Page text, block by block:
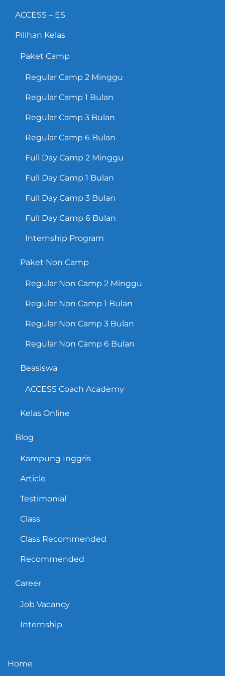
ACCESS – ES
Pilihan Kelas
Paket Camp
Regular Camp 2 Minggu
Regular Camp 1 Bulan
Regular Camp 3 Bulan
Regular Camp 6 Bulan
Full Day Camp 2 Minggu
Full Day Camp 1 Bulan
Full Day Camp 3 Bulan
Full Day Camp 6 Bulan
Internship Program
Paket Non Camp
Regular Non Camp 2 Minggu
Regular Non Camp 1 Bulan
Regular Non Camp 3 Bulan
Regular Non Camp 6 Bulan
Beasiswa
ACCESS Coach Academy
Kelas Online
Blog
Kampung Inggris
Article
Testimonial
Class
Class Recommended
Recommended
Career
Job Vacancy
Internship
Home